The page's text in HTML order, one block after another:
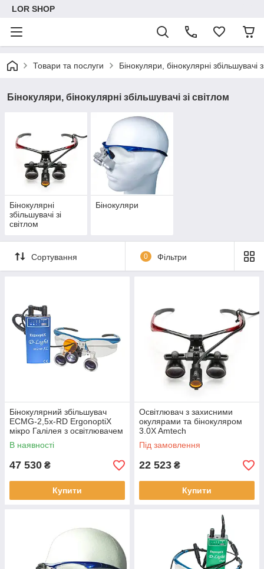
LOR SHOP
Товари та послуги Бінокуляри, бінокулярні збільшувачі
Бінокуляри, бінокулярні збільшувачі зі світлом
Бінокулярні
збільшувачі зі
світлом
Бінокуляри
Сортування 0 Фільтри
Бінокулярний збільшувач
ECMG-2,5x-RD ErgonoptiX
мікро Галілея з освітлювачем
D-Light HD
В наявності
47 530 ₴
Купити
Освітлювач з захисними
окулярами та бінокуляром
3.0X Amtech
Під замовлення
22 523 ₴
Купити